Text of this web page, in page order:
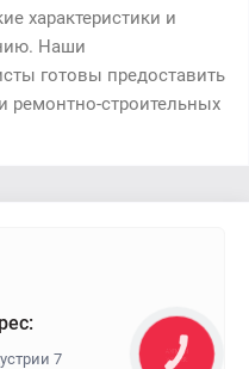
характеристики и
Наши
готовы предоставить
ремонтно-строительных
7
КНОПКА
ЗВ'ЯЗКУ